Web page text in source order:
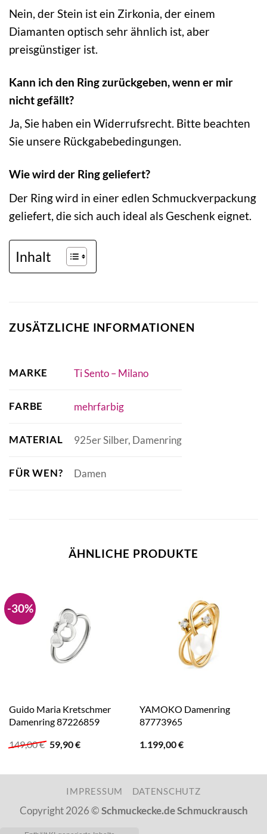
Nein, der Stein ist ein Zirkonia, der einem
Diamanten optisch sehr ähnlich ist, aber
preisgünstiger ist.
Kann ich den Ring zurückgeben, wenn er mir
nicht gefällt?
Ja, Sie haben ein Widerrufsrecht. Bitte beachten
Sie unsere Rückgabebedingungen.
Wie wird der Ring geliefert?
Der Ring wird in einer edlen Schmuckverpackung
geliefert, die sich auch ideal als Geschenk eignet.
Inhalt
ZUSÄTZLICHE INFORMATIONEN
MARKE Ti Sento – Milano
FARBE mehrfarbig
MATERIAL 925er Silber, Damenring
FÜR WEN? Damen
ÄHNLICHE PRODUKTE
-30%
Guido Maria Kretschmer
Damenring 87226859
149,00€ Ursprünglicher
Preis
149,00 €
59,90€Aktueller
59,90 €.
YAMOKO Damenring
87773965
1.199,00€
IMPRESSUM DATENSCHUTZ
Copyright 2026 ©Schmuckecke.de Schmuckrausch